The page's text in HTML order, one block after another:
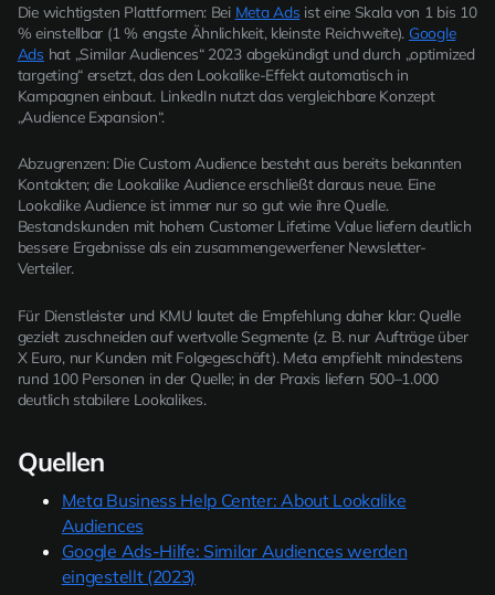
Die wichtigsten Plattformen: Bei Meta Ads ist eine Skala von 1 bis 10
% einstellbar (1 % engste Ähnlichkeit, kleinste Reichweite). Google
Ads hat „Similar Audiences“ 2023 abgekündigt und durch „optimized
targeting“ ersetzt, das den Lookalike-Effekt automatisch in
Kampagnen einbaut. LinkedIn nutzt das vergleichbare Konzept
„Audience Expansion“.
Abzugrenzen: Die Custom Audience besteht aus bereits bekannten
Kontakten; die Lookalike Audience erschließt daraus neue. Eine
Lookalike Audience ist immer nur so gut wie ihre Quelle.
Bestandskunden mit hohem Customer Lifetime Value liefern deutlich
bessere Ergebnisse als ein zusammengewerfener Newsletter-
Verteiler.
Für Dienstleister und KMU lautet die Empfehlung daher klar: Quelle
gezielt zuschneiden auf wertvolle Segmente (z. B. nur Aufträge über
X Euro, nur Kunden mit Folgegeschäft). Meta empfiehlt mindestens
rund 100 Personen in der Quelle; in der Praxis liefern 500–1.000
deutlich stabilere Lookalikes.
Quellen
Meta Business Help Center: About Lookalike
Audiences
Google Ads-Hilfe: Similar Audiences werden
eingestellt (2023)